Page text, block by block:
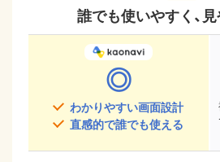
誰でも使いやすく、
◎
わかりやすい画面設計
直感的で誰でも使える